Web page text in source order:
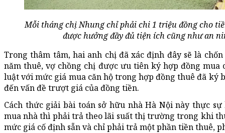
Mỗi tháng chị Nhung chỉ phải chi 1 triệu đồng cho
được hưởng đầy đủ tiện ích cũng như an
Trong thâm tâm, hai anh chị đã xác định đây sẽ là
năm thuê, vợ chồng chị được ưu tiên ký hợp đồng mua
luật với mức giá mua căn hộ trong hợp đồng thuê đã ký
đến vấn đề trượt giá của đồng tiền.
Cách thức giải bài toán sở hữu nhà Hà Nội này thực
mua nhà thì phải trả theo lãi suất thị trường trong khi
mức giá cố định sẵn và chỉ phải trả một phần tiền thuê,